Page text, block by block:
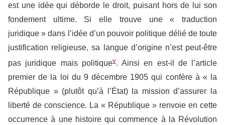
est une idée qui déborde le droit, puisant hors de lui son
fondement ultime. Si elle trouve une « traduction
juridique » dans l’idée d’un pouvoir politique délié de toute
justification religieuse, sa langue d’origine n’est peut-être
pas juridique mais politiquev. Ainsi en est-il de l’article
premier de la loi du 9 décembre 1905 qui confère à « la
République » (plutôt qu’à l’État) la mission d’assurer la
liberté de conscience. La « République » renvoie en cette
occurrence à une histoire qui commence à la Révolution